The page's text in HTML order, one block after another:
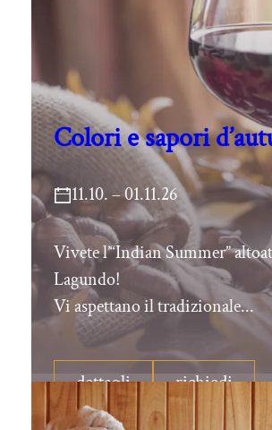
Colori e sapori
11.10. – 01.11.26
Vivete l’“Indian Summer”
Lagundo!
Vi aspettano il tradizionale...
dettagli richiedi